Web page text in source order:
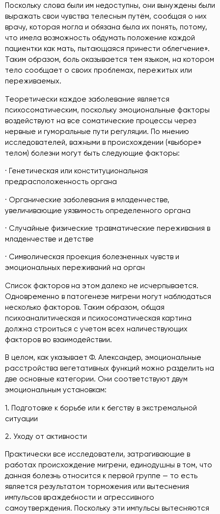
Поскольку слова были им недоступны, они вынуждены были
выражать свои чувства телесным путём, сообщая о них
врачу, которая могла и обязана была их понять, потому,
что имела возможность обдумать положение каждой
пациентки как мать, пытающаяся принести облегчение».
Таким образом, боль оказывается тем языком, на котором
тело сообщает о своих проблемах, пережитых или
переживаемых.
Теоретически каждое заболевание является
психосоматическим, поскольку эмоциональные факторы
воздействуют на все соматические процессы через
нервные и гуморальные пути регуляции. По мнению
исследователей, важными в происхождении («выборе»
телом) болезни могут быть следующие факторы:
· Генетическая или конституциональная
предрасположенность органа
· Органические заболевания в младенчестве,
увеличивающие уязвимость определенного органа
· Случайные физические травматические переживания в
младенчестве и детстве
· Символическая проекция болезненных чувств и
эмоциональных переживаний на орган
Список факторов на этом далеко не исчерпывается.
Одновременно в патогенезе мигрени могут наблюдаться
несколько факторов. Таким образом, общая
психоаналитическая и психосоматическая картина
должна строиться с учетом всех наличествующих
факторов во взаимодействии.
В целом, как указывает Ф. Александер, эмоциональные
расстройства вегетативных функций можно разделить на
две основные категории. Они соответствуют двум
эмоциональным установкам:
1. Подготовке к борьбе или к бегству в экстремальной
ситуации
2. Уходу от активности
Практически все исследователи, затрагивающие в
работах происхождение мигрени, единодушны в том, что
данная болезнь относится к первой группе — то есть
является результатом торможения или вытеснения
импульсов враждебности и агрессивного
самоутверждения. Поскольку эти импульсы вытесняются